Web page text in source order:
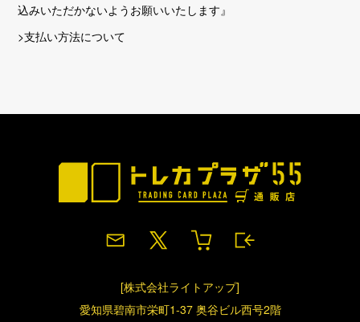
込みいただかないようお願いいたします』
>支払い方法について
[株式会社ライトアップ]
愛知県碧南市栄町1-37 奥谷ビル西号2階